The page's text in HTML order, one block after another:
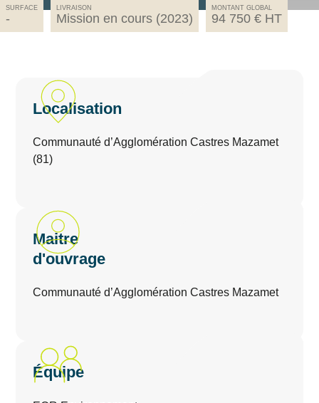
SURFACE
-
LIVRAISON
Mission en cours (2023)
MONTANT GLOBAL
94 750 € HT
Localisation
Communauté d’Agglomération Castres Mazamet
(81)
Maitre
d'ouvrage
Communauté d’Agglomération Castres Mazamet
Équipe